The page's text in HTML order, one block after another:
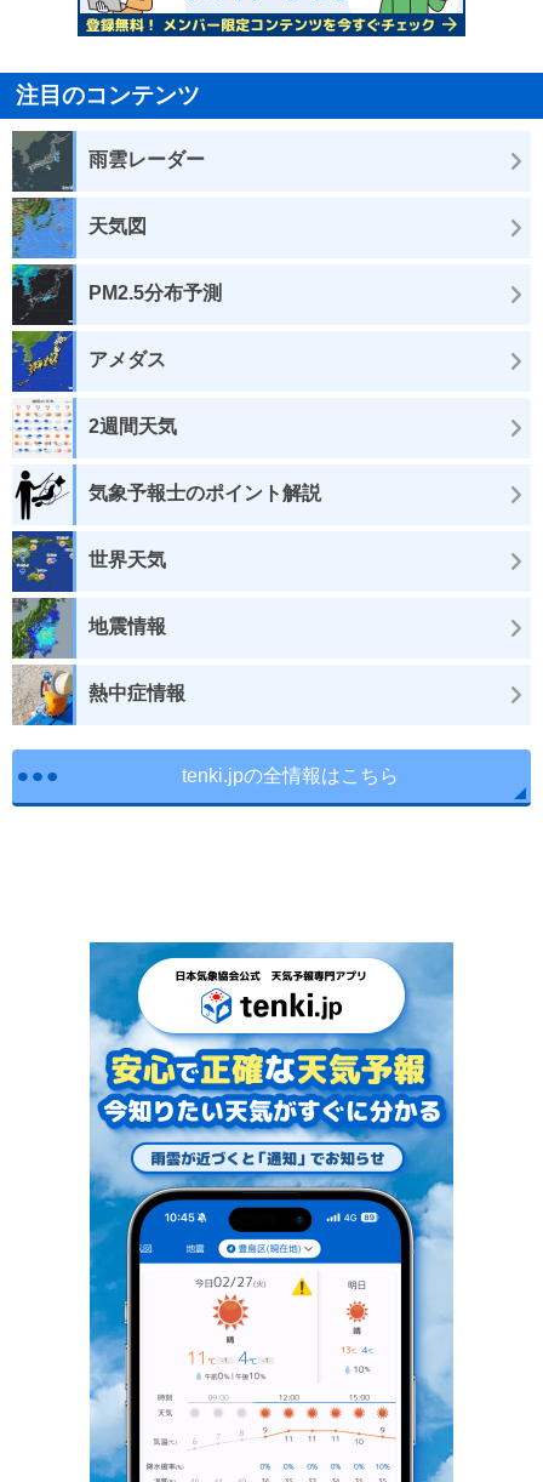
注目のコンテンツ
雨雲レーダー
天気図
PM2.5分布予測
アメダス
2週間天気
気象予報士のポイント解説
世界天気
地震情報
熱中症情報
tenki.jpの全情報はこちら